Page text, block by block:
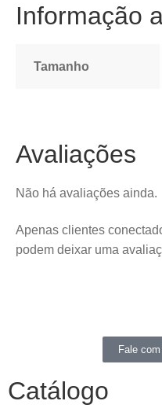
Informação
Tamanho
Avaliações
Não há avaliações ainda.
Apenas clientes
podem deixar uma
Fale
Catálogo